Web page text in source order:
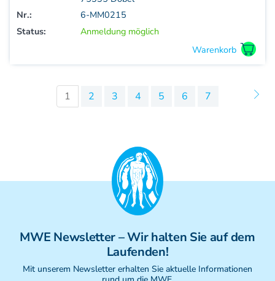
Nr.:
6-MM0215
Status:
Anmeldung möglich
1 2 3 4 5 6 7
MWE Newsletter– Wir halten Sie auf dem
Laufenden!
Mit unserem Newsletter erhalten Sie aktuelle Informationen